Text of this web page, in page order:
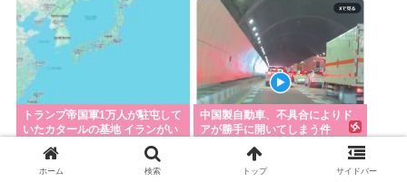
トランプ帝国軍1万人が駐屯して
いたカタールの基地 イランがい
とも簡単に破壊
中国製自動車、不具合によりド
アが勝手に開いてしまう件
ホーム 検索 トップ サイドバー